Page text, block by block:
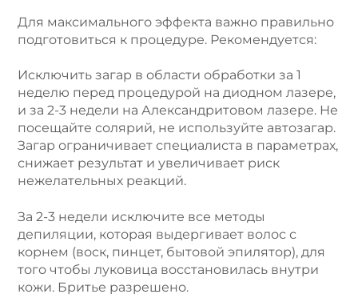
Для максимального эффекта важно правильно
подготовиться к процедуре. Рекомендуется:
Исключить загар в области обработки за 1
неделю перед процедурой на диодном лазере,
и за 2-3 недели на Александритовом лазере. Не
посещайте солярий, не используйте автозагар.
Загар ограничивает специалиста в параметрах,
снижает результат и увеличивает риск
нежелательных реакций.
За 2-3 недели исключите все методы
депиляции, которая выдергивает волос с
корнем (воск, пинцет, бытовой эпилятор), для
того чтобы луковица восстановилась внутри
кожи. Бритье разрешено.